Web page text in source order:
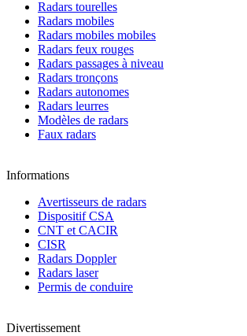
Radars tourelles
Radars mobiles
Radars mobiles mobiles
Radars feux rouges
Radars passages à niveau
Radars tronçons
Radars autonomes
Radars leurres
Modèles de radars
Faux radars
Informations
Avertisseurs de radars
Dispositif CSA
CNT et CACIR
CISR
Radars Doppler
Radars laser
Permis de conduire
Divertissement